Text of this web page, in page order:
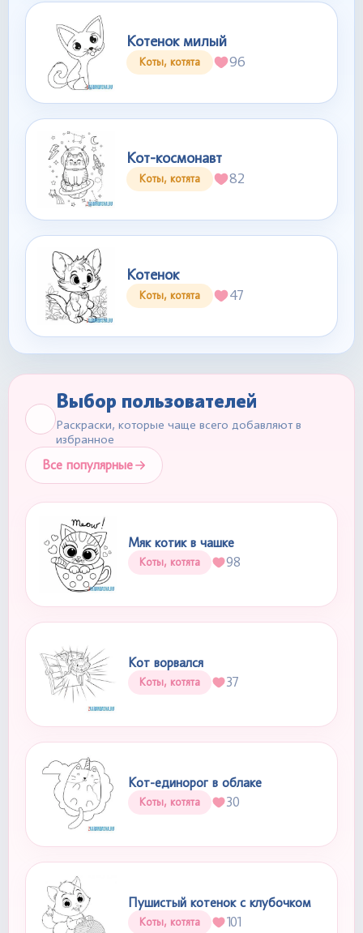
Котенок милый
Коты, котята 96
Кот-космонавт
Коты, котята 82
Котенок
Коты, котята 47
Выбор пользователей
Раскраски, которые чаще всего добавляют в
избранное
Все популярные
Мяк котик в чашке
Коты, котята 98
Кот ворвался
Коты, котята 37
Кот-единорог в облаке
Коты, котята 30
Пушистый котенок с клубочком
Коты, котята 101